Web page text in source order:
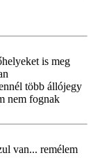
is meg
több állójegy
nem fognak
van... remélem